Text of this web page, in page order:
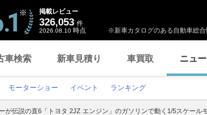
※新車カタログのある自動車総合
掲載レビュー
326,053 件
2026.08.10 時点
車検索 新車見積り 車買取 ニュ
モーターショー イベント ランキング
が伝説の直6「トヨタ 2JZ エンジン」のガソリンで動く1/5スケール